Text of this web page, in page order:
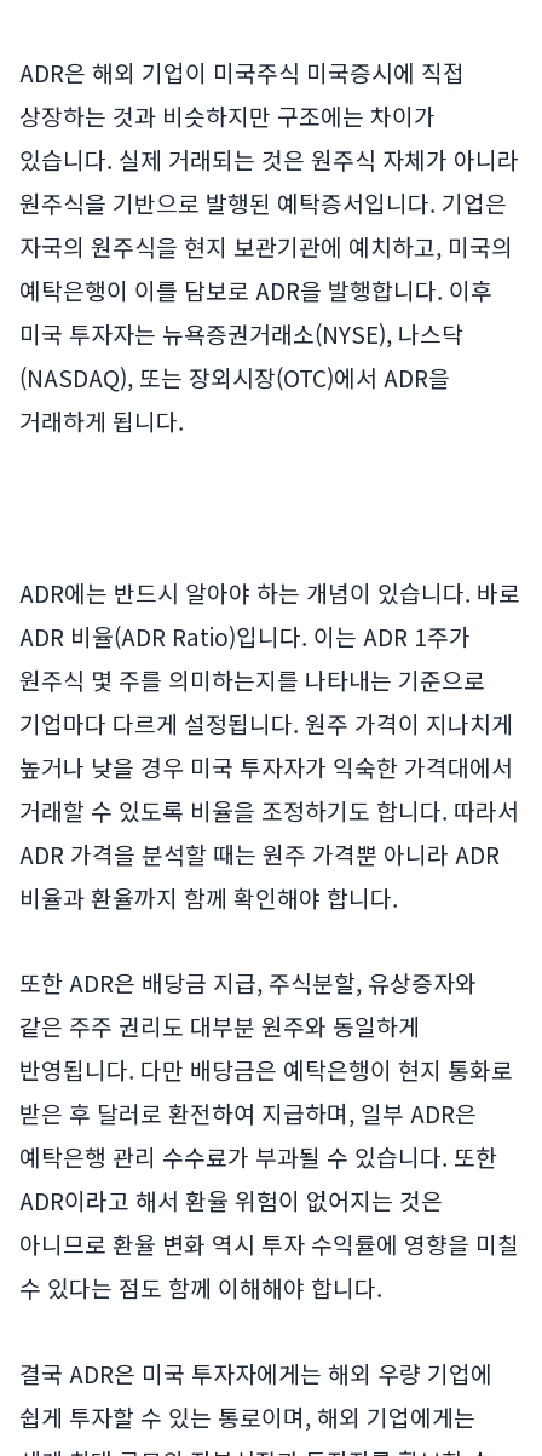
ADR은 해외 기업이 미국주식 미국증시에 직접
상장하는 것과 비슷하지만 구조에는 차이가
있습니다. 실제 거래되는 것은 원주식 자체가 아니라
원주식을 기반으로 발행된 예탁증서입니다. 기업은
자국의 원주식을 현지 보관기관에 예치하고, 미국의
예탁은행이 이를 담보로 ADR을 발행합니다. 이후
미국 투자자는 뉴욕증권거래소(NYSE), 나스닥
(NASDAQ), 또는 장외시장(OTC)에서 ADR을
거래하게 됩니다.
ADR에는 반드시 알아야 하는 개념이 있습니다. 바로
ADR 비율(ADR Ratio)입니다. 이는 ADR 1주가
원주식 몇 주를 의미하는지를 나타내는 기준으로
기업마다 다르게 설정됩니다. 원주 가격이 지나치게
높거나 낮을 경우 미국 투자자가 익숙한 가격대에서
거래할 수 있도록 비율을 조정하기도 합니다. 따라서
ADR 가격을 분석할 때는 원주 가격뿐 아니라 ADR
비율과 환율까지 함께 확인해야 합니다.
또한 ADR은 배당금 지급, 주식분할, 유상증자와
같은 주주 권리도 대부분 원주와 동일하게
반영됩니다. 다만 배당금은 예탁은행이 현지 통화로
받은 후 달러로 환전하여 지급하며, 일부 ADR은
예탁은행 관리 수수료가 부과될 수 있습니다. 또한
ADR이라고 해서 환율 위험이 없어지는 것은
아니므로 환율 변화 역시 투자 수익률에 영향을 미칠
수 있다는 점도 함께 이해해야 합니다.
결국 ADR은 미국 투자자에게는 해외 우량 기업에
쉽게 투자할 수 있는 통로이며, 해외 기업에게는